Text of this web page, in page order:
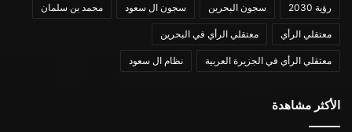
رؤية 2030 سجون البحرين سجون ال سعود محمد بن سلمان
معتقلي الرأي معتقلي الرأي في البحرين
معتقلي الرأي في الجزيرة العربية نظام ال سعود
الأكثر مشاهدة